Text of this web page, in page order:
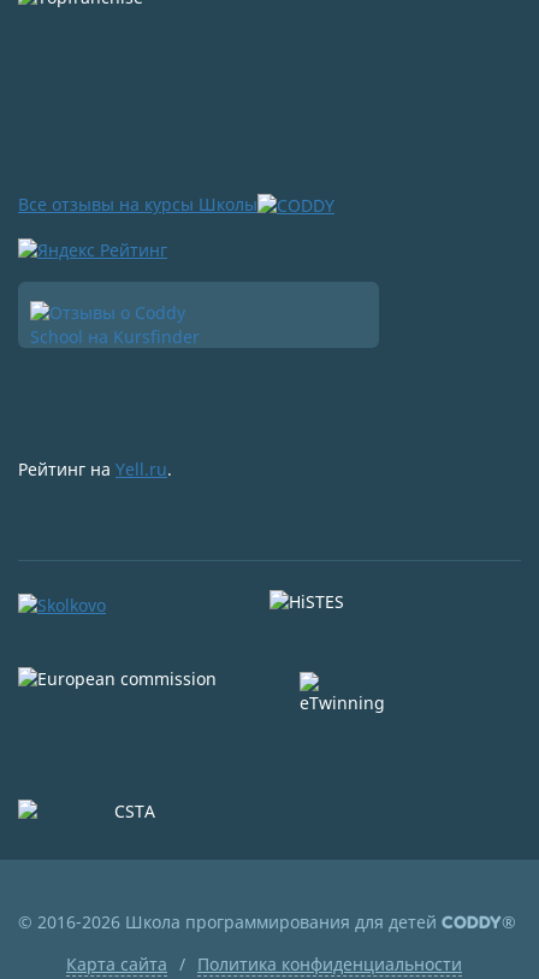
Все отзывы на курсы Школы
Рейтинг на Yell.ru.
© 2016-2026 Школа программирования для детей CODDY®
Карта сайта
Политика конфиденциальности